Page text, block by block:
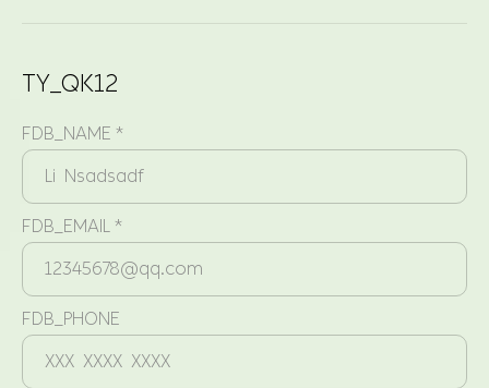
TY_QK12
FDB_NAME *
FDB_EMAIL *
FDB_PHONE